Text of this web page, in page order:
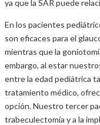
ya que la SAR puede
En los pacientes
son eficaces para el
mientras que la
embargo, al estar
entre la edad pediátrica
tratamiento médico,
opción. Nuestro tercer
trabeculectomía y a la